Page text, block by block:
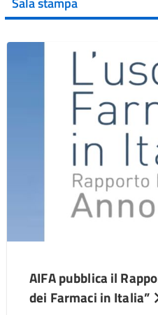
AIFA pubblica il
dei Farmaci in Italia”